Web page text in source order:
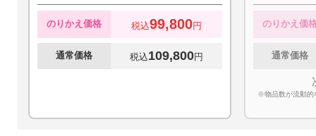
のりかえ価格 税込99,800円
通常価格 税込109,800円
のりかえ価
通常価格
※物品数が流動的